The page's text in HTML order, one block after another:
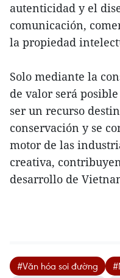
autenticidad y el
comunicación,
la propiedad
Solo mediante la
de valor será
ser un recurso
conservación y se
motor de las
creativa,
desarrollo de
#Văn hóa soi đường